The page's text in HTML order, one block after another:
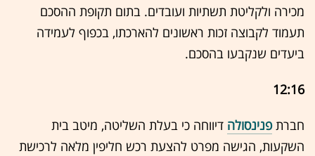
מכירה ולקליטת תשתיות ועובדים. בתום תקופת ההסכם
תעמוד לקבוצה זכות ראשונים להארכתו, בכפוף לעמידה
ביעדים שנקבעו בהסכם.
12:16
חברתפנינסולה דיווחה כי בעלת השליטה, מיטב בית
השקעות, הגישה מפרט להצעת רכש חליפין מלאה לרכישת